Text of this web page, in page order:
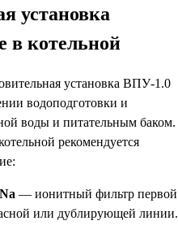
установка
в котельной
установка ВПУ-1.0
водоподготовки и
воды и питательным баком.
рекомендуется
— ионитный фильтр первой
или дублирующей линии.